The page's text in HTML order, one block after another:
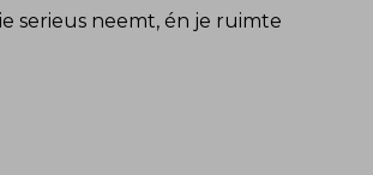
serieus neemt, én je ruimte